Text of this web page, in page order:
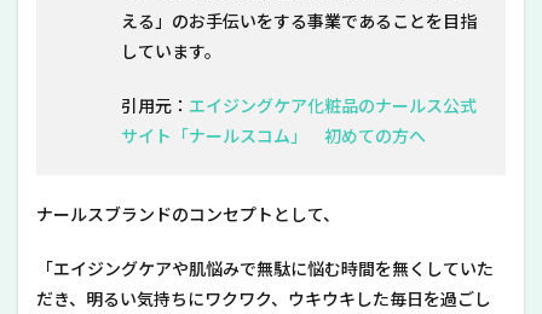
える」のお手伝いをする事業であることを目指
しています。
引用元： エイジングケア化粧品のナールス公式
サイト「ナールスコム」 初めての方へ
ナールスブランドのコンセプトとして、
「エイジングケアや肌悩みで無駄に悩む時間を無くしていた
だき、明るい気持ちにワクワク、ウキウキした毎日を過ごし